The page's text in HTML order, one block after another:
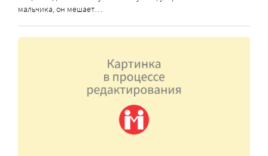
мальчика, он мешает…